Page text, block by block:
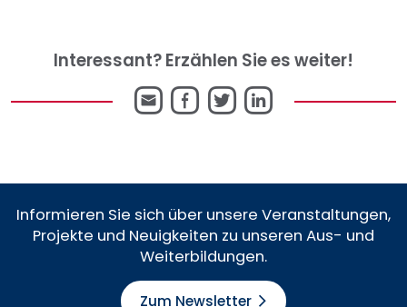
Interessant? Erzählen Sie es weiter!
E-Facebook
Twitter
LinkedIn
Informieren Sie sich über unsere Veranstaltungen,
Projekte und Neuigkeiten zu unseren Aus- und
Weiterbildungen.
Zum Newsletter